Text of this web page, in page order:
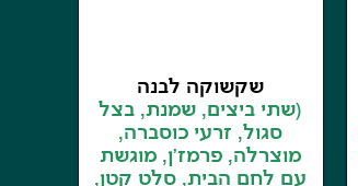
שקשוקה לבנה
(שתי ביצים, שמנת, בצל
סגול, זרעי כוסברה,
מוצרלה, פרמז'ן, מוגשת
עם לחם הבית, סלט קטן,